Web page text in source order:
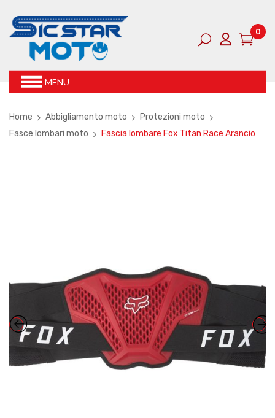
0
MENU
Home Abbigliamento moto
Protezioni moto
Fasce lombari moto
Fascia lombare Fox Titan Race Arancio